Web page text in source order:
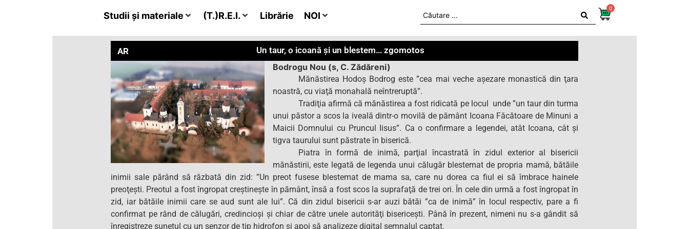
Studii și materiale (T.)R.E.I. Librărie NOI
0
AR
Un taur, o icoană și un blestem… zgomotos
Bodrogu Nou (s, C. Zădăreni)
Mănăstirea Hodoş Bodrog este ”cea mai veche aşezare monastică din ţara
noastră, cu viaţă monahală neîntreruptă”.
Tradiţia afirmă că mănăstirea a fost ridicată pe locul unde ”un taur din turma
unui păstor a scos la iveală dintr-o movilă de pământ Icoana Făcătoare de Minuni a
Maicii Domnului cu Pruncul Iisus”. Ca o confirmare a legendei, atât Icoana, cât şi
tigva taurului sunt păstrate în biserică.
Piatra în formă de inimă, parţial încastrată în zidul exterior al bisericii
mănăstirii, este legată de legenda unui călugăr blestemat de propria mamă, bătăile
inimii sale părând să răzbată din zid: ”Un preot fusese blestemat de mama sa, care nu dorea ca fiul ei să îmbrace hainele
preoţeşti. Preotul a fost îngropat creştineşte în pământ, însă a fost scos la suprafaţă de trei ori. În cele din urmă a fost îngropat în
zid, iar bătăile inimii care se aud sunt ale lui”. Că din zidul bisericii s-ar auzi bătăi ”ca de inimă” în locul respectiv, pare a fi
confirmat pe rând de călugări, credincioşi şi chiar de către unele autorităţi bisericeşti. Până în prezent, nimeni nu s-a gândit să
înregistreze sunetul cu un senzor de tip hidrofon şi apoi să analizeze digital semnalul captat.